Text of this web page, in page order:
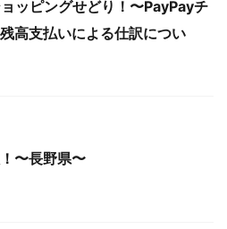
ッピングせどり！〜PayPayチ
高支払いによる仕訳につい
〜長野県〜